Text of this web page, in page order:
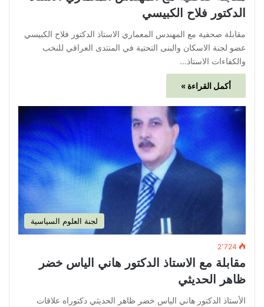
الدكتور فلاح الكبيسي
مقابلة صحفية مع المهندس المعماري الاستاذ الدكتور فلاح الكبيسي
عضو لجنة الاسكان والبنى التحتية في المنتدى العراقي للنخب
والكفاءات الاستاذ…
أكمل القراءة »
لجنة العلوم السياسية
2٬724
مقابلة مع الاستاذ الدكتور هاني الياس خضر
ظاهر الحديثي
الأستاذ الدكتور هاني الياس خضر ظاهر الحديثي دكتوراه علاقات